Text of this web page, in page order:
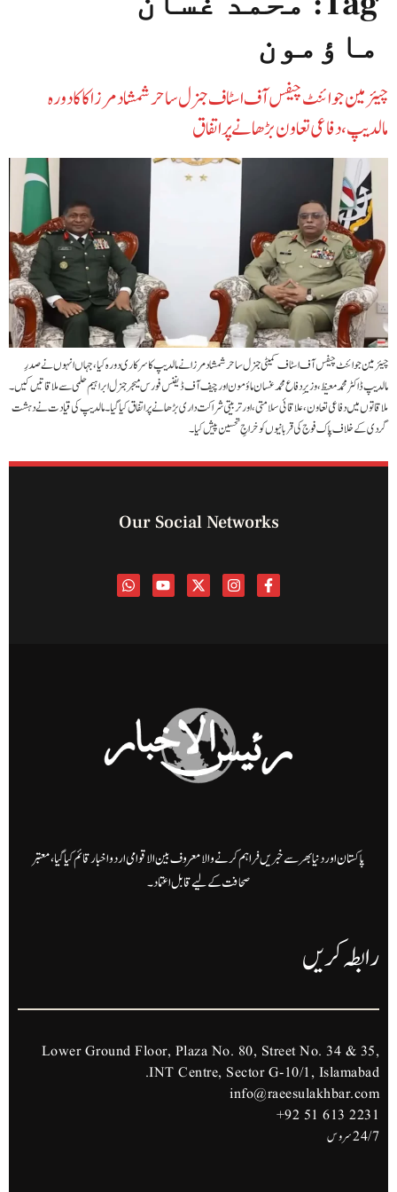
ماؤمون
چیئرمین جوائنٹ چیفس آف اسٹاف جنرل ساحر شمشاد مرزا کا کا دورہ
مالدیپ، دفاعی تعاون بڑھانے پر اتفاق
چیئرمین جوائنٹ چیفس آف اسٹاف کمیٹی جنرل ساحر شمشاد مرزا نے مالدیپ کا سرکاری دورہ کیا، جہاں انہوں نے صدرِ
مالدیپ ڈاکٹر محمد معیظ، وزیرِ دفاع محمد غسان ماؤمون اور چیف آف ڈیفنس فورس میجر جنرل ابراہیم حلمی سے ملاقاتیں کیں۔
ملاقاتوں میں دفاعی تعاون، علاقائی سلامتی، اور تربیتی شراکت داری بڑھانے پر اتفاق کیا گیا۔ مالدیپ کی قیادت نے دہشت
گردی کے خلاف پاک فوج کی قربانیوں کو خراجِ تحسین پیش کیا۔
Our Social Networks
پاکستان اور دنیا بھر سے خبریں فراہم کرنے والا معروف بین الاقوامی اردو اخبار قائم کیا گیا، معتبر
صحافت کے لیے قابل اعتماد۔
رابطہ کریں
Lower Ground Floor, Plaza No. 80, Street No. 34 & 35,
INT Centre, Sector G-10/1, Islamabad.
info@raeesulakhbar.com
+92 51 613 2231
24/7 سروس